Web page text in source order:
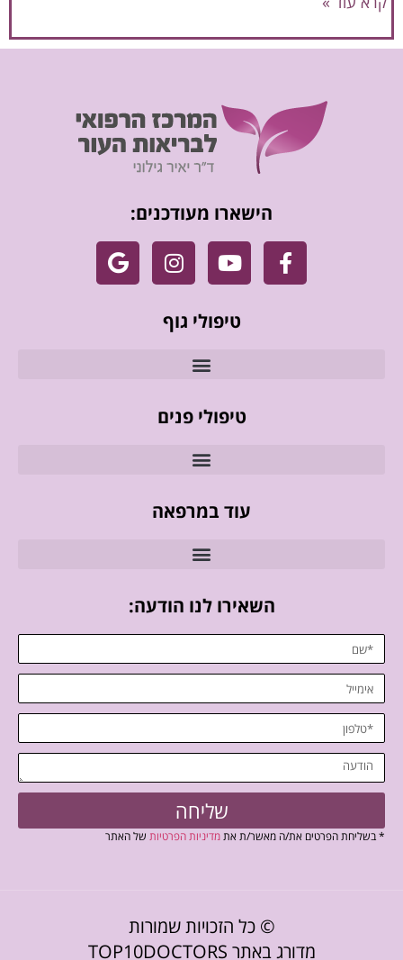
הישארו מעודכנים:
טיפולי גוף
טיפולי פנים
עוד במרפאה
השאירו לנו הודעה:
שליחה
* בשליחת הפרטים את/ה מאשר/ת אתמדיניות הפרטיות של האתר
© כל הזכויות שמורות
מדורג באתר TOP10DOCTORS